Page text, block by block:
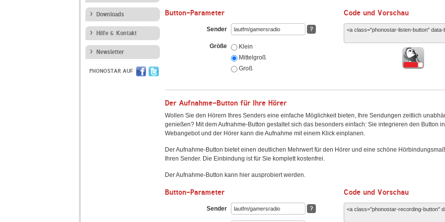
Downloads
Hilfe & Kontakt
Newsletter
PHONOSTAR AUF
Button-Parameter
Sender ?
Größe
Klein
Mittelgroß
Groß
Code und Vorschau
Der Aufnahme-Button für Ihre Hörer
Wollen Sie den Hörern Ihres Senders eine einfache Möglichkeit bieten, Ihre Sendungen zeitlich
genießen? Mit dem Aufnahme-Button gestaltet sich das besonders einfach: Sie integrieren den Button
Webangebot und der Hörer kann die Aufnahme mit einem Klick einplanen.
Der Aufnahme-Button bietet einen deutlichen Mehrwert für den Hörer und eine schöne
Ihren Sender. Die Einbindung ist für Sie komplett kostenfrei.
Der Aufnahme-Button kann hier ausprobiert werden.
Button-Parameter
Sender ?
Code und Vorschau